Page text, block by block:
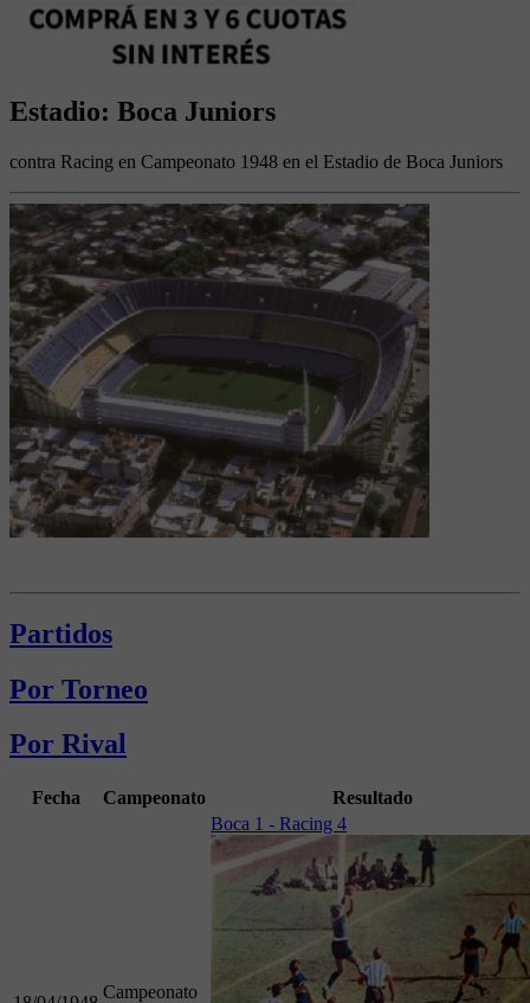
Estadio: Boca Juniors
contra Racing en Campeonato 1948 en el Estadio de Boca Juniors
Partidos
Por Torneo
Por Rival
Fecha Campeonato Resultado
Campeonato
Boca 1 - Racing 4